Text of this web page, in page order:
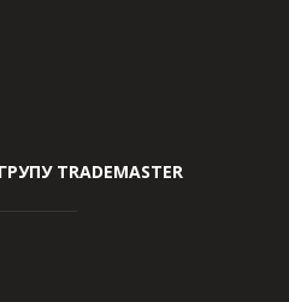
TRADEMASTER